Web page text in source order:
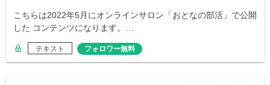
こちらは2022年5月にオンラインサロン「おとなの部活」で公開
した コンテンツになります。…
テキスト フォロワー無料